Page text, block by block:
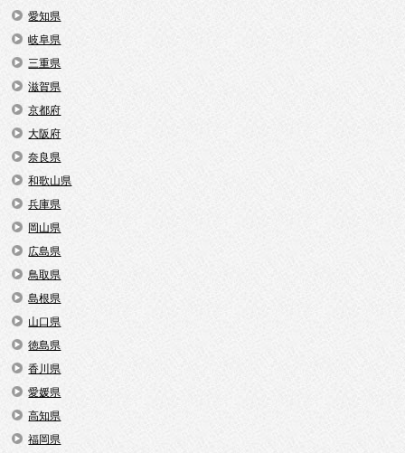
愛知県
岐阜県
三重県
滋賀県
京都府
大阪府
奈良県
和歌山県
兵庫県
岡山県
広島県
鳥取県
島根県
山口県
徳島県
香川県
愛媛県
高知県
福岡県